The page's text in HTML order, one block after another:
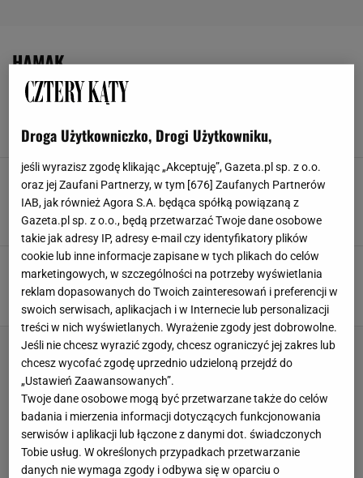
HAMAK
Fotele wiszące i hamaki opanowały polskie
EDINOS FOTEL OGRODOWY FOTEL WISZĄCY
Instagram oszalał na punkcie tego fotela.
Wygląda jak stylowy hamak i jest mega
wygodny
EDINOS FOTEL WISZĄCY HAMAK
Wiosenny zielony reset! Razem odmieniamy
nasze balkony i ogródki [NA ŻYWO]
DEKORIA EDINOS FOTEL WISZĄCY HAMAK
Droga Użytkowniczko, Drogi Użytkowniku,
jeśli wyrazisz zgodę klikając „Akceptuję”, Gazeta.pl sp. z o.o.
oraz jej Zaufani Partnerzy, w tym [676] Zaufanych Partnerów
IAB, jak również Agora S.A. będąca spółką powiązaną z
Gazeta.pl sp. z o.o., będą przetwarzać Twoje dane osobowe
takie jak adresy IP, adresy e-mail czy identyfikatory plików
cookie lub inne informacje zapisane w tych plikach do celów
marketingowych, w szczególności na potrzeby wyświetlania
reklam dopasowanych do Twoich zainteresowań i preferencji w
swoich serwisach, aplikacjach i w Internecie lub personalizacji
treści w nich wyświetlanych. Wyrażenie zgody jest dobrowolne.
Jeśli nie chcesz wyrazić zgody, chcesz ograniczyć jej zakres lub
chcesz wycofać zgodę uprzednio udzieloną przejdź do
„Ustawień Zaawansowanych”.
Twoje dane osobowe mogą być przetwarzane także do celów
badania i mierzenia informacji dotyczących funkcjonowania
serwisów i aplikacji lub łączone z danymi dot. świadczonych
Tobie usług. W określonych przypadkach przetwarzanie
danych nie wymaga zgody i odbywa się w oparciu o